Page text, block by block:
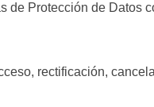
de Protección de Datos
rectificación,